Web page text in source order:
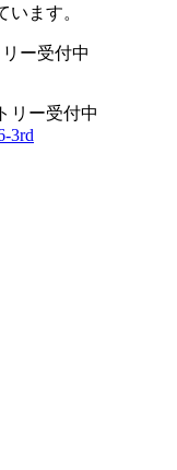
ます。
ー受付中
リー受付中
3rd